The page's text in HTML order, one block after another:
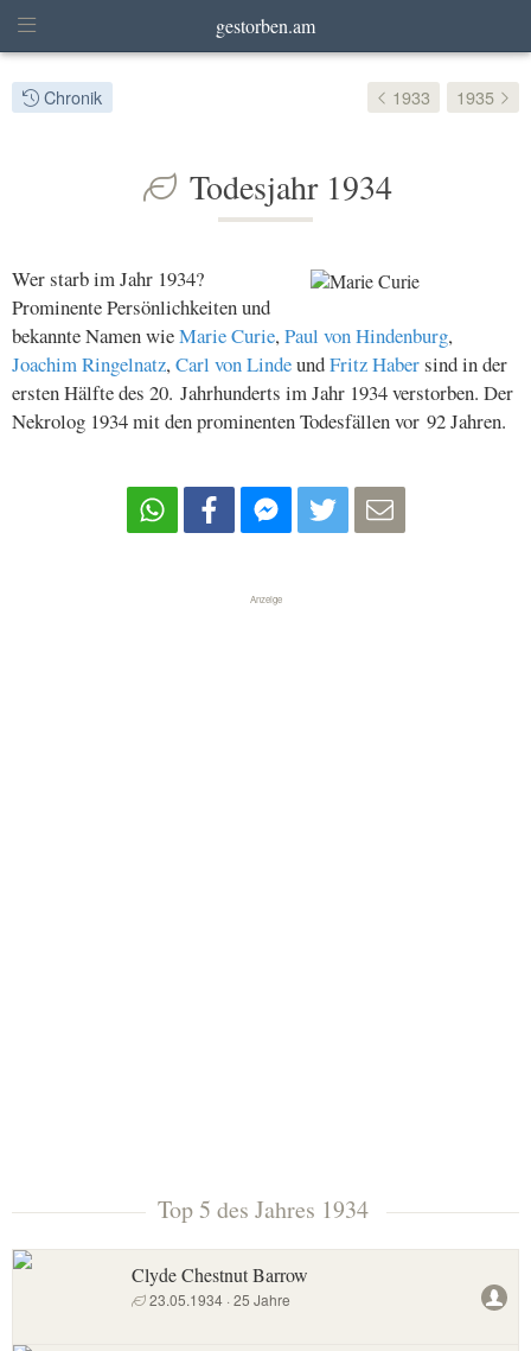
gestorben.am
Chronik 1933 1935
Todesjahr 1934
Wer starb im Jahr 1934?
Prominente Persönlichkeiten und
bekannte Namen wieMarie Curie,Paul von Hindenburg,
Joachim Ringelnatz,Carl von LindeundFritz Habersind in der
ersten Hälfte des 20. Jahrhunderts im Jahr 1934 verstorben. Der
Nekrolog 1934 mit den prominenten Todesfällen vor 92 Jahren.
Top 5 des Jahres 1934
Clyde Chestnut Barrow
23.05.1934 · 25 Jahre